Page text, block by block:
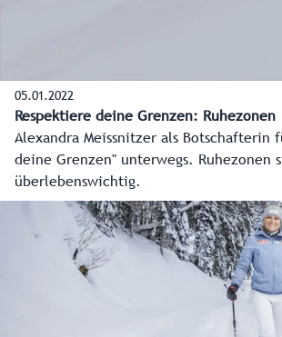
05.01.2022
Respektiere deine Grenzen: Ruhezonen
Alexandra Meissnitzer als Botschafterin
deine Grenzen" unterwegs. Ruhezonen
überlebenswichtig.